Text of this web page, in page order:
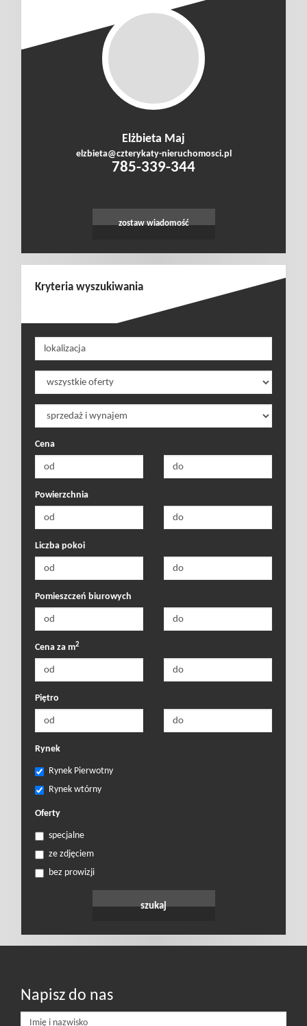
Elżbieta Maj
elzbieta@czterykaty-nieruchomosci.pl
785-339-344
zostaw wiadomość
Kryteria wyszukiwania
Cena
Powierzchnia
Liczba pokoi
Pomieszczeń biurowych
Cena za m2
Piętro
Rynek
Rynek Pierwotny
Rynek wtórny
Oferty
specjalne
ze zdjęciem
bez prowizji
Napisz do nas